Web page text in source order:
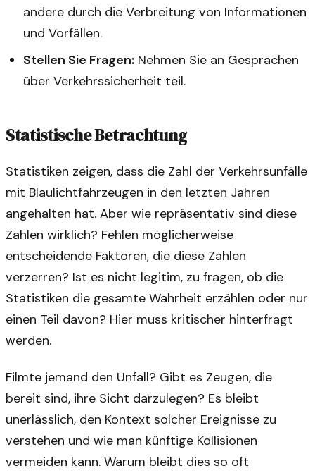
andere durch die Verbreitung von Informationen
und Vorfällen.
Stellen Sie Fragen: Nehmen Sie an Gesprächen
über Verkehrssicherheit teil.
Statistische Betrachtung
Statistiken zeigen, dass die Zahl der Verkehrsunfälle
mit Blaulichtfahrzeugen in den letzten Jahren
angehalten hat. Aber wie repräsentativ sind diese
Zahlen wirklich? Fehlen möglicherweise
entscheidende Faktoren, die diese Zahlen
verzerren? Ist es nicht legitim, zu fragen, ob die
Statistiken die gesamte Wahrheit erzählen oder nur
einen Teil davon? Hier muss kritischer hinterfragt
werden.
Filmte jemand den Unfall? Gibt es Zeugen, die
bereit sind, ihre Sicht darzulegen? Es bleibt
unerlässlich, den Kontext solcher Ereignisse zu
verstehen und wie man künftige Kollisionen
vermeiden kann. Warum bleibt dies so oft